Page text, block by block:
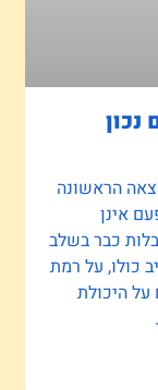
נכון
הראשונה
אינן
כבר בשלב
כולו, על רמת
על היכולת